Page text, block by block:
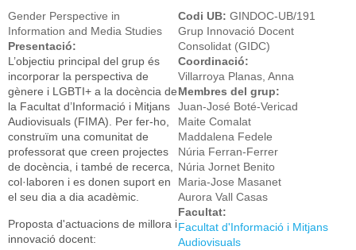
Gender Perspective in
Information and Media Studies
Presentació:
L’objectiu principal del grup és
incorporar la perspectiva de
gènere i LGBTI+ a la docència de
la Facultat d’Informació i Mitjans
Audiovisuals (FIMA). Per fer-ho,
construïm una comunitat de
professorat que creen projectes
de docència, i també de recerca,
col·laboren i es donen suport en
el seu dia a dia acadèmic.
Proposta d'actuacions de millora i
innovació docent:
Codi UB: GINDOC-UB/191
Grup Innovació Docent
Consolidat (GIDC)
Coordinació:
Villarroya Planas, Anna
Membres del grup:
Juan-José Boté-Vericad
Maite Comalat
Maddalena Fedele
Núria Ferran-Ferrer
Núria Jornet Benito
Maria-Jose Masanet
Aurora Vall Casas
Facultat:
Facultat d'Informació i Mitjans
Audiovisuals